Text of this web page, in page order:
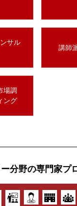
サル
講師
場調
ング
分野の専門家プ